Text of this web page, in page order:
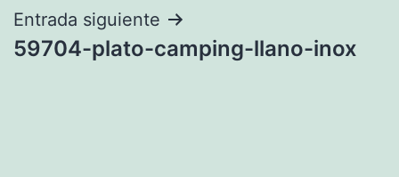
entradas
Entrada siguiente
59704-plato-camping-llano-inox